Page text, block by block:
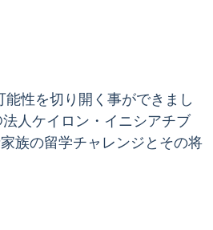
性を切り開く事ができまし
人ケイロン・イニシアチブ
族の留学チャレンジとその将